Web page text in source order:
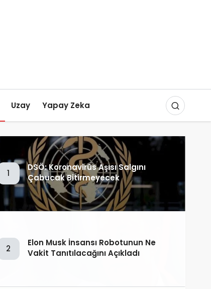
Uzay Yapay Zeka
1
DSÖ: Koronavirüs Aşısı Salgını
Çabucak Bitirmeyecek
2
Elon Musk İnsansı Robotunun Ne
Vakit Tanıtılacağını Açıkladı